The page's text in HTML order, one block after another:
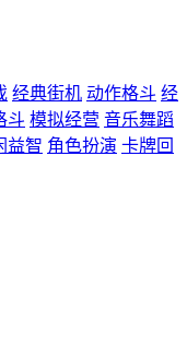
经典街机 动作格斗 经
斗 模拟经营 音乐舞蹈
益智 角色扮演 卡牌回